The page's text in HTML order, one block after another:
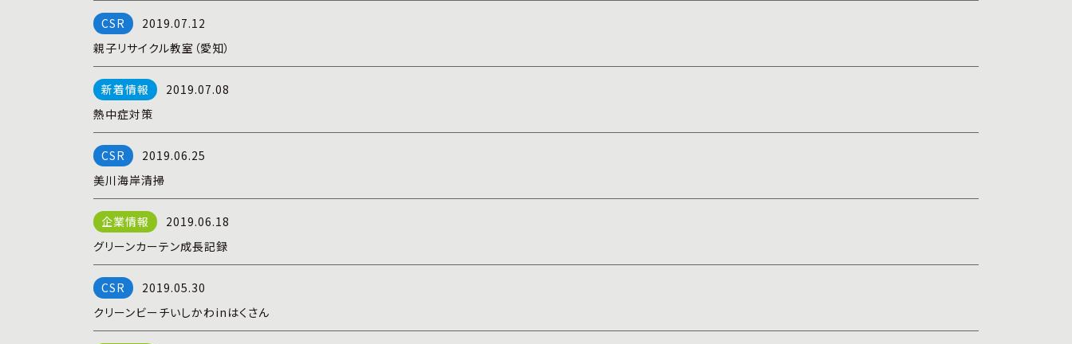
2019.07.12
親子リサイクル教室（愛知）
2019.07.08
熱中症対策
2019.06.25
美川海岸清掃
2019.06.18
グリーンカーテン成長記録
2019.05.30
クリーンビーチいしかわinはくさん